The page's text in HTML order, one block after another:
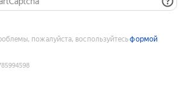
пожалуйста, воспользуйтесьформой